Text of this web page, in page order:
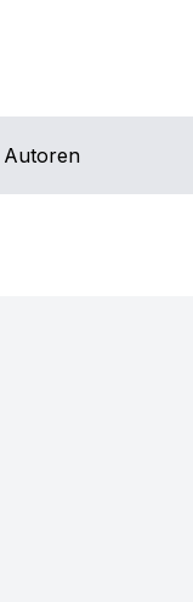
Autoren